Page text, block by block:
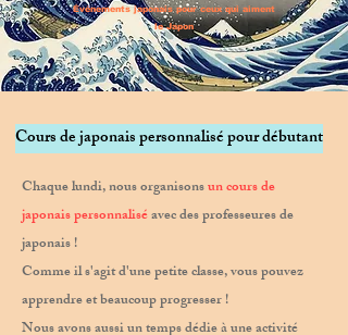
Événements japonais pour ceux qui aiment
le Japon
Cours de japonais personnalisé pour débutant
Chaque lundi, nous organisonsun cours de
japonais personnaliséavec des professeures de
japonais !
Comme il s'agit d'une petite classe, vous pouvez
apprendre et beaucoup progresser !
Nous avons aussi un temps dédie à une activité